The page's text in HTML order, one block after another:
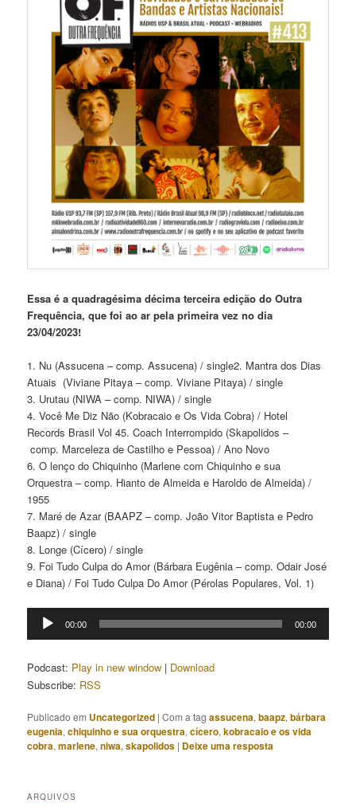
Essa é a quadragésima décima terceira edição do Outra
Frequência, que foi ao ar pela primeira vez no dia
23/04/2023!
1. Nu (Assucena – comp. Assucena) / single2. Mantra dos Dias
Atuais (Viviane Pitaya – comp. Viviane Pitaya) / single
3. Urutau (NIWA – comp. NIWA) / single
4. Você Me Diz Não (Kobracaio e Os Vida Cobra) / Hotel
Records Brasil Vol 45. Coach Interrompido (Skapolidos –
comp. Marceleza de Castilho e Pessoa) / Ano Novo
6. O lenço do Chiquinho (Marlene com Chiquinho e sua
Orquestra – comp. Hianto de Almeida e Haroldo de Almeida) /
1955
7. Maré de Azar (BAAPZ – comp. João Vitor Baptista e Pedro
Baapz) / single
8. Longe (Cícero) / single
9. Foi Tudo Culpa do Amor (Bárbara Eugênia – comp. Odair José
e Diana) / Foi Tudo Culpa Do Amor (Pérolas Populares, Vol. 1)
Tocador
00:00 00:00
Podcast: Play in new window | Download
Subscribe: RSS
Publicado em Uncategorized |Com a tagassucena,baapz,bárbara
eugenia,chiquinho e sua orquestra,cícero,kobracaio e os vida
cobra,marlene,niwa,skapolidos | Deixe uma resposta
ARQUIVOS